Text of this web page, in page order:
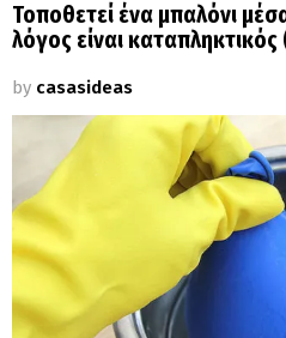
Τοποθετεί ένα μπαλόνι
λόγος είναι
by casasideas